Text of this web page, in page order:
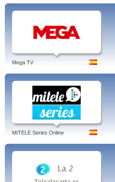
Mega TV
MITELE Series Online